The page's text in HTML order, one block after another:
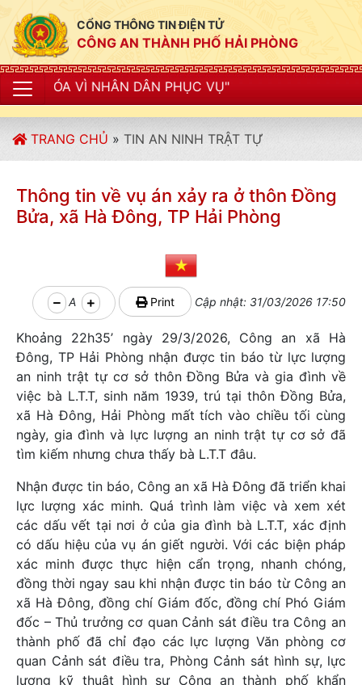
CỔNG THÔNG TIN ĐIỆN TỬ
CÔNG AN THÀNH PHỐ HẢI PHÒNG
DÂN PHỤC VỤ"
TRANG CHỦ » TIN AN NINH TRẬT TỰ
Thông tin về vụ án xảy ra ở thôn Đồng
Bửa, xã Hà Đông, TP Hải Phòng
A Print Cập nhật: 31/03/2026 17:50
Khoảng 22h35’ ngày 29/3/2026, Công an xã Hà
Đông, TP Hải Phòng nhận được tin báo từ lực lượng
an ninh trật tự cơ sở thôn Đồng Bửa và gia đình về
việc bà L.T.T, sinh năm 1939, trú tại thôn Đồng Bửa,
xã Hà Đông, Hải Phòng mất tích vào chiều tối cùng
ngày, gia đình và lực lượng an ninh trật tự cơ sở đã
tìm kiếm nhưng chưa thấy bà L.T.T đâu.
Nhận được tin báo, Công an xã Hà Đông đã triển khai
lực lượng xác minh. Quá trình làm việc và xem xét
các dấu vết tại nơi ở của gia đình bà L.T.T, xác định
có dấu hiệu của vụ án giết người. Với các biện pháp
xác minh được thực hiện cẩn trọng, nhanh chóng,
đồng thời ngay sau khi nhận được tin báo từ Công an
xã Hà Đông, đồng chí Giám đốc, đồng chí Phó Giám
đốc – Thủ trưởng cơ quan Cảnh sát điều tra Công an
thành phố đã chỉ đạo các lực lượng Văn phòng cơ
quan Cảnh sát điều tra, Phòng Cảnh sát hình sự, lực
lượng kỹ thuật hình sự Công an thành phố khẩn